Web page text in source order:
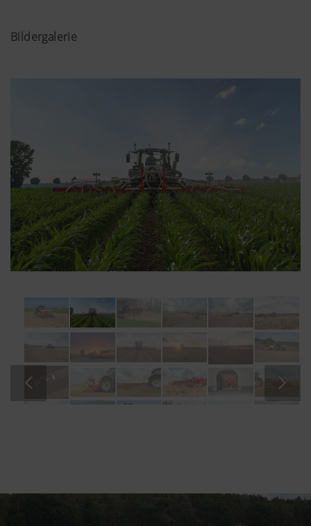
Bildergalerie